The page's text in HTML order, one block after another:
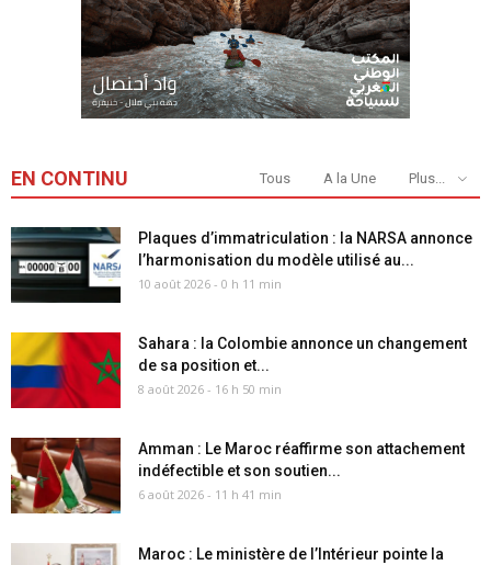
EN CONTINU Tous A la Une Plus...
Plaques d’immatriculation : la NARSA annonce
l’harmonisation du modèle utilisé au...
10 août 2026 - 0 h 11 min
Sahara : la Colombie annonce un changement
de sa position et...
8 août 2026 - 16 h 50 min
Amman : Le Maroc réaffirme son attachement
indéfectible et son soutien...
6 août 2026 - 11 h 41 min
Maroc : Le ministère de l’Intérieur pointe la